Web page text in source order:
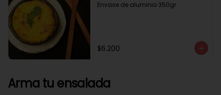
Envase de aluminio 350gr.
$6.200
Arma tu ensalada